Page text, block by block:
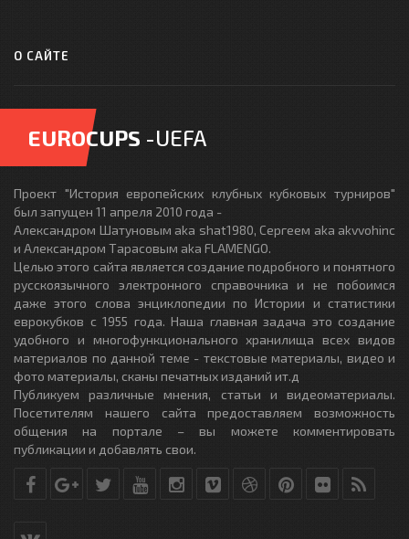
О САЙТЕ
EUROCUPS -UEFA
Проект "История европейских клубных кубковых турниров"
был запущен 11 апреля 2010 года -
Александром Шатуновым aka shat1980, Сергеем aka akvvohinc
и Александром Тарасовым aka FLAMENGO.
Целью этого сайта является создание подробного и понятного
русскоязычного электронного справочника и не побоимся
даже этого слова энциклопедии по Истории и статистики
еврокубков с 1955 года. Наша главная задача это создание
удобного и многофункционального хранилища всех видов
материалов по данной теме - текстовые материалы, видео и
фото материалы, сканы печатных изданий ит.д
Публикуем различные мнения, статьи и видеоматериалы.
Посетителям нашего сайта предоставляем возможность
общения на портале – вы можете комментировать
публикации и добавлять свои.